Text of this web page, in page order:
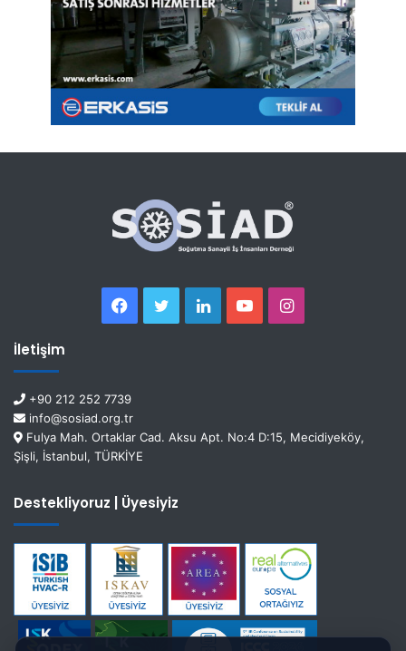
İletişim
+90 212 252 7739
info@sosiad.org.tr
Fulya Mah. Ortaklar Cad. Aksu Apt. No:4 D:15, Mecidiyeköy,
Şişli, İstanbul, TÜRKİYE
Destekliyoruz | Üyesiyiz